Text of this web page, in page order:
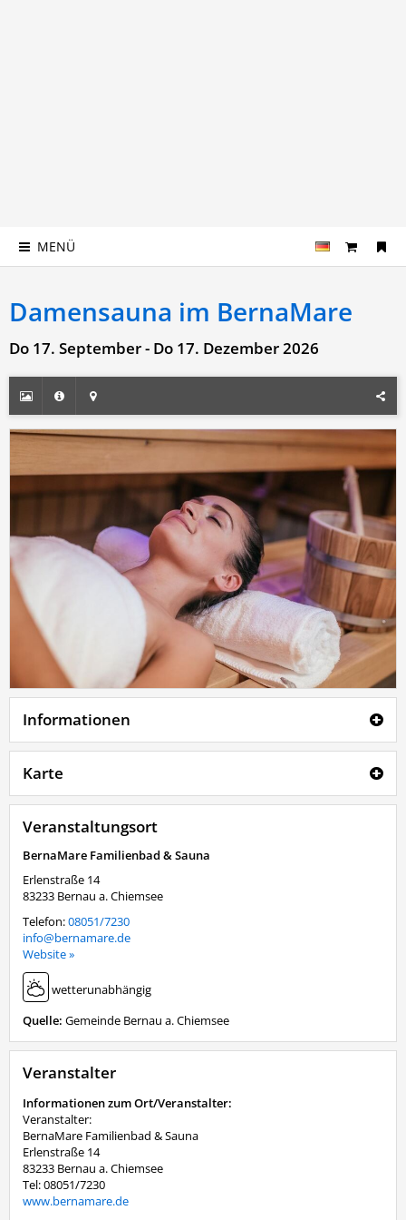
MENÜ
Damensauna im BernaMare
Do 17. September - Do 17. Dezember 2026
Informationen
Karte
Veranstaltungsort
BernaMare Familienbad & Sauna
Erlenstraße 14
83233 Bernau a. Chiemsee
Telefon:08051/7230
info@bernamare.de
Website »
wetterunabhängig
Quelle: Gemeinde Bernau a. Chiemsee
Veranstalter
Informationen zum Ort/Veranstalter:
Veranstalter:
BernaMare Familienbad & Sauna
Erlenstraße 14
83233 Bernau a. Chiemsee
Tel: 08051/7230
www.bernamare.de